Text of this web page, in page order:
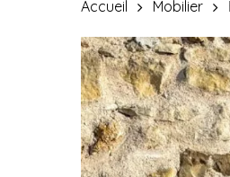
Accueil Mobilier